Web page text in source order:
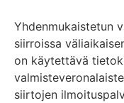
Yhdenmukaistetun
siirroissa
on käytettävä
siirtojen